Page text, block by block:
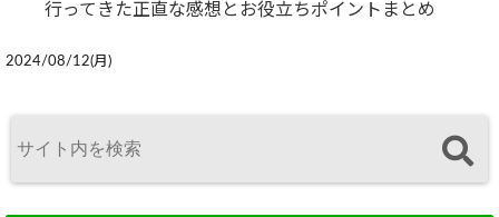
行ってきた正直な感想とお役立ちポイントまとめ
2024/08/12(月)